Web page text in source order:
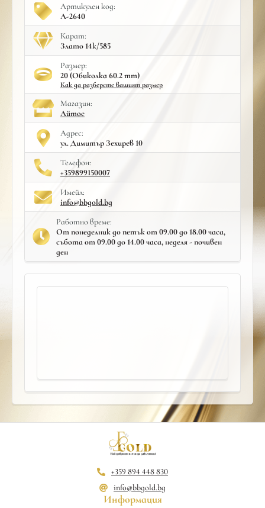
Артикулен код:
A-2640
Карат:
Злато 14к/585
Размер:
20 (Обиколка 60.2 mm)
Как да разберете вашият размер
Mагазин:
Айтос
Адрес:
ул. Димитър Зехирев 10
Телефон:
+359899150007
Имейл:
info@bbgold.bg
Работно време:
От понеделник до петък от 09.00 до 18.00 часа,
събота от 09.00 до 14.00 часа, неделя - почивен
ден
+359 894 448 830
info@bbgold.bg
Информация